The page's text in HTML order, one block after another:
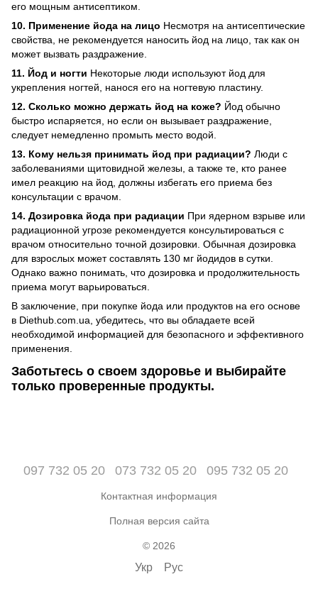
его мощным антисептиком.
10. Применение йода на лицо Несмотря на антисептические
свойства, не рекомендуется наносить йод на лицо, так как он
может вызвать раздражение.
11. Йод и ногти Некоторые люди используют йод для
укрепления ногтей, нанося его на ногтевую пластину.
12. Сколько можно держать йод на коже? Йод обычно
быстро испаряется, но если он вызывает раздражение,
следует немедленно промыть место водой.
13. Кому нельзя принимать йод при радиации? Люди с
заболеваниями щитовидной железы, а также те, кто ранее
имел реакцию на йод, должны избегать его приема без
консультации с врачом.
14. Дозировка йода при радиации При ядерном взрыве или
радиационной угрозе рекомендуется консультироваться с
врачом относительно точной дозировки. Обычная дозировка
для взрослых может составлять 130 мг йодидов в сутки.
Однако важно понимать, что дозировка и продолжительность
приема могут варьироваться.
В заключение, при покупке йода или продуктов на его основе
в Diethub.com.ua, убедитесь, что вы обладаете всей
необходимой информацией для безопасного и эффективного
применения.
Заботьтесь о своем здоровье и выбирайте
только проверенные продукты.
097 732 05 20 073 732 05 20 095 732 05 20
Контактная информация
Полная версия сайта
© 2026
Укр Рус